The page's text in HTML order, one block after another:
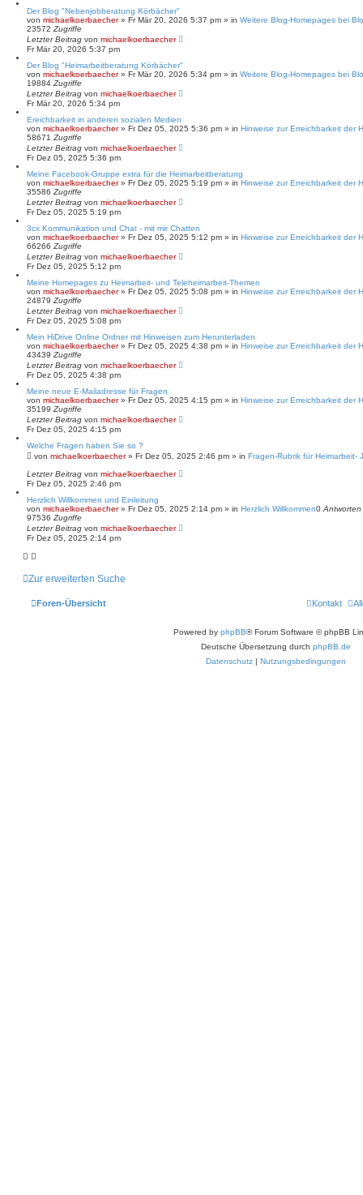
Der Blog "Nebenjobberatung Körbächer"
von michaelkoerbaecher» Fr Mär 20, 2026 5:37 pm » in Weitere Blog-Homepages bei
23572 Zugriffe
Letzter Beitrag von michaelkoerbaecher
Fr Mär 20, 2026 5:37 pm
Der Blog "Heimarbeitberatung Körbächer"
von michaelkoerbaecher» Fr Mär 20, 2026 5:34 pm » in Weitere Blog-Homepages bei
19884 Zugriffe
Letzter Beitrag von michaelkoerbaecher
Fr Mär 20, 2026 5:34 pm
Ereichbarkeit in anderen sozialen Medien
von michaelkoerbaecher» Fr Dez 05, 2025 5:36 pm » in Hinweise zur Erreichbarkeit der
58671 Zugriffe
Letzter Beitrag von michaelkoerbaecher
Fr Dez 05, 2025 5:36 pm
Meine Facebook-Gruppe extra für die Heimarbeitberatung
von michaelkoerbaecher» Fr Dez 05, 2025 5:19 pm » in Hinweise zur Erreichbarkeit der
35586 Zugriffe
Letzter Beitrag von michaelkoerbaecher
Fr Dez 05, 2025 5:19 pm
3cx Kommunikation und Chat - mit mir Chatten
von michaelkoerbaecher» Fr Dez 05, 2025 5:12 pm » in Hinweise zur Erreichbarkeit der
66266 Zugriffe
Letzter Beitrag von michaelkoerbaecher
Fr Dez 05, 2025 5:12 pm
Meine Homepages zu Heimarbeit- und Teleheimarbeit-Themen
von michaelkoerbaecher» Fr Dez 05, 2025 5:08 pm » in Hinweise zur Erreichbarkeit der
24879 Zugriffe
Letzter Beitrag von michaelkoerbaecher
Fr Dez 05, 2025 5:08 pm
Mein HiDrive Online Ordner mit Hinweisen zum Herunterladen
von michaelkoerbaecher» Fr Dez 05, 2025 4:38 pm » in Hinweise zur Erreichbarkeit der
43439 Zugriffe
Letzter Beitrag von michaelkoerbaecher
Fr Dez 05, 2025 4:38 pm
Meine neue E-Mailadresse für Fragen
von michaelkoerbaecher» Fr Dez 05, 2025 4:15 pm » in Hinweise zur Erreichbarkeit der
35199 Zugriffe
Letzter Beitrag von michaelkoerbaecher
Fr Dez 05, 2025 4:15 pm
Welche Fragen haben Sie so ?
von michaelkoerbaecher» Fr Dez 05, 2025 2:46 pm » in Fragen-Rubrik für Heimarbeit-
Letzter Beitrag von michaelkoerbaecher
Fr Dez 05, 2025 2:46 pm
Herzlich Willkommen und Einleitung
von michaelkoerbaecher» Fr Dez 05, 2025 2:14 pm » in Herzlich Willkommen0 Antworten
97536 Zugriffe
Letzter Beitrag von michaelkoerbaecher
Fr Dez 05, 2025 2:14 pm
Zur erweiterten Suche
Foren-Übersicht Kontakt
Powered by phpBB® Forum Software © phpBB
Deutsche Übersetzung durch phpBB.de
Datenschutz | Nutzungsbedingungen